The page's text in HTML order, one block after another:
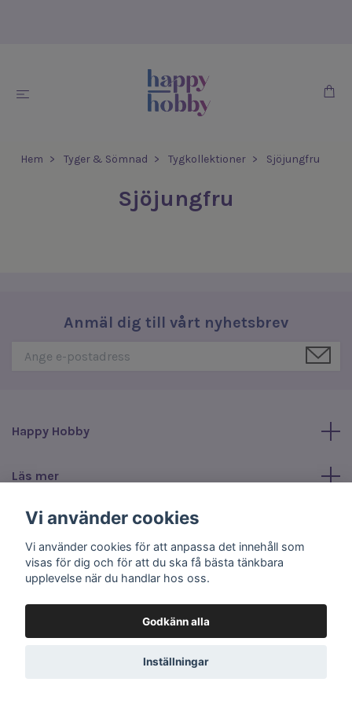
Hem Tyger & Sömnad Tygkollektioner Sjöjungfru
Sjöjungfru
Anmäl dig till vårt nyhetsbrev
Happy Hobby
Läs mer
Sociala medier
© 2026 Happy Hobby
Vi använder cookies
Vi använder cookies för att anpassa det innehåll som
visas för dig och för att du ska få bästa tänkbara
upplevelse när du handlar hos oss.
Godkänn alla
Inställningar